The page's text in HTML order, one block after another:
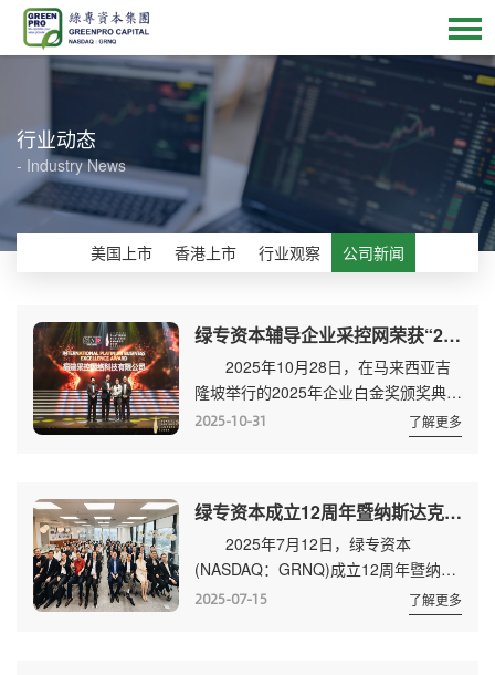
行业动态
- Industry News
美国上市 香港上市 行业观察 公司新闻
绿专资本辅导企业采控网荣获“2025国际企业卓越白金大奖”
2025年10月28日，在马来西亚吉
隆坡举行的2025年企业白金奖颁奖典礼
上，福建采控网络科技有限公司(以下
简称"采控网")从众多亚洲优秀企业中脱
长哥宾星为采控网董事长林凯颁发奖杯
和证书，标志着这家中国产业互联网平
台企业的技术实力与发展模式获得国际
权威认可。 本届颁奖典礼恰逢第47
2025-10-31 了解更多
绿专资本成立12周年暨纳斯达克上市7周年庆典在吉隆坡盛大举行
2025年7月12日，绿专资本
(NASDAQ：GRNQ)成立12周年暨纳斯
达克上市7 周年庆典活动在马来西亚吉
隆坡盛大举行，绿专资本董事长兼CFO
2025-07-15 了解更多